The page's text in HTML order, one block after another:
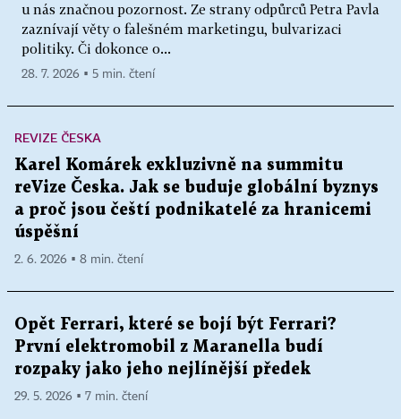
u nás značnou pozornost. Ze strany odpůrců Petra Pavla
zaznívají věty o falešném marketingu, bulvarizaci
politiky. Či dokonce o...
28. 7. 2026 ▪ 5 min. čtení
REVIZE ČESKA
Karel Komárek exkluzivně na summitu
reVize Česka. Jak se buduje globální byznys
a proč jsou čeští podnikatelé za hranicemi
úspěšní
2. 6. 2026 ▪ 8 min. čtení
Opět Ferrari, které se bojí být Ferrari?
První elektromobil z Maranella budí
rozpaky jako jeho nejlínější předek
29. 5. 2026 ▪ 7 min. čtení